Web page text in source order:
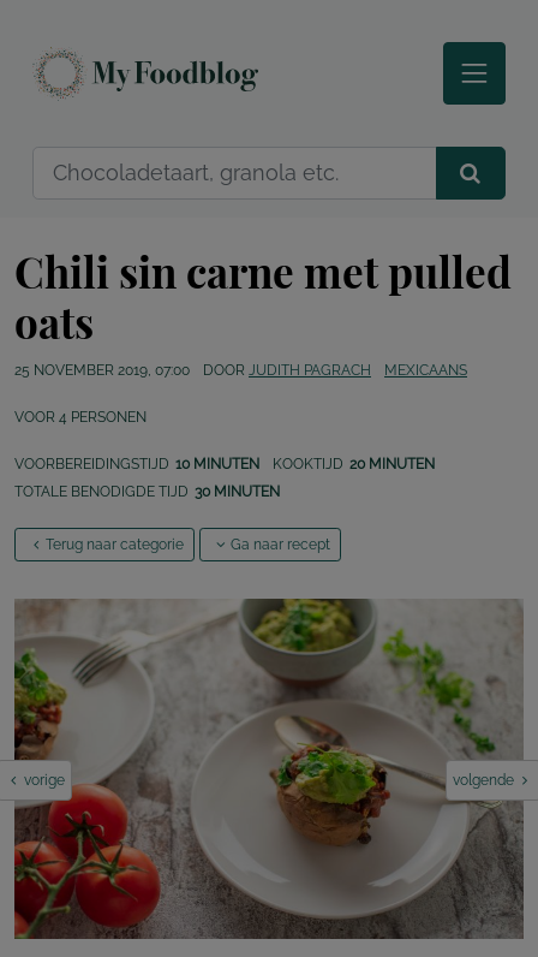
Chili sin carne met pulled
oats
25 NOVEMBER 2019, 07:00 DOOR JUDITH PAGRACH MEXICAANS
VOOR 4 PERSONEN
VOORBEREIDINGSTIJD 10 MINUTEN KOOKTIJD 20 MINUTEN
TOTALE BENODIGDE TIJD 30 MINUTEN
Terug naar categorie Ga naar recept
vorige volgende